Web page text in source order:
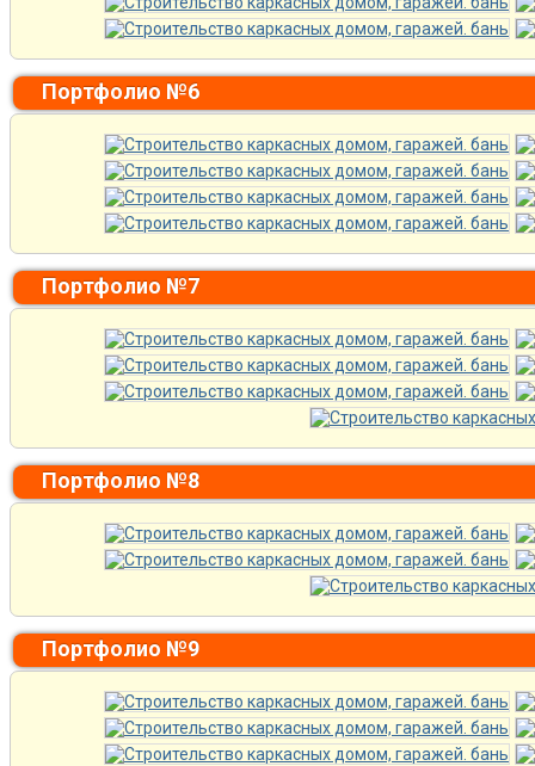
Портфолио №6
Портфолио №7
Портфолио №8
Портфолио №9